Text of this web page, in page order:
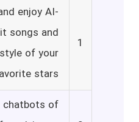
1
enjoy AI-
songs and
of your
stars
chatbots of